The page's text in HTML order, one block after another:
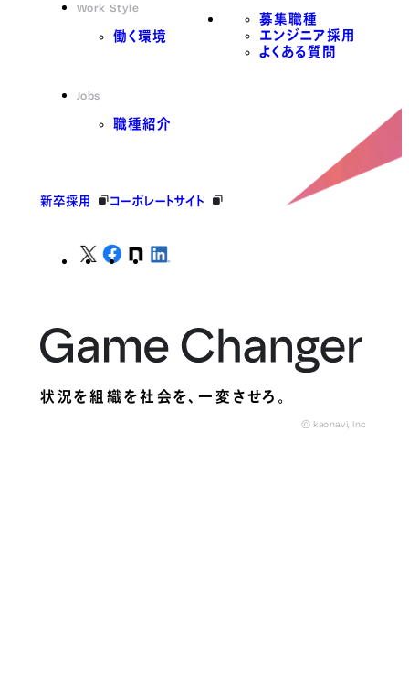
Work Style
働く環境
Jobs
職種紹介
募集職種
エンジニア採用
よくある質問
新卒採用 コーポレートサイト
状況を組織を社会を、一変させろ。
© kaonavi, Inc